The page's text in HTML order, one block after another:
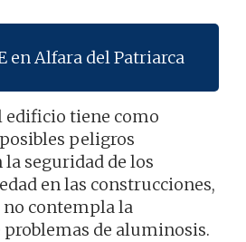
en Alfara del Patriarca
edificio tiene como
peligros
seguridad de los
en las construcciones,
no contempla la
de aluminosis.